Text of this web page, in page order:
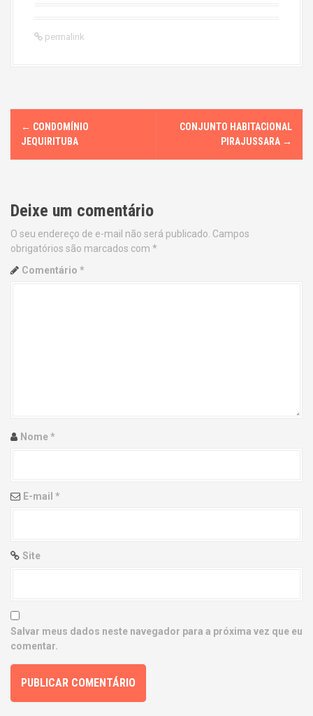
permalink
P
t
n
a
o
← CONDOMÍNIO
JEQUIRITUBA
CONJUNTO HABITACIONAL
PIRAJUSSARA →
Deixe um comentário
O seu endereço de e-mail não será publicado. Campos
obrigatórios são marcados com *
Comentário *
Nome*
E-mail *
Site
Salvar meus dados neste navegador para a próxima vez que eu
comentar.